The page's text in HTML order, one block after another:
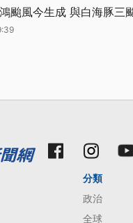
颱風今生成 與白海豚三
分類
政治
全球